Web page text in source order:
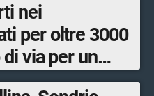
nei
per oltre 3000
via per un